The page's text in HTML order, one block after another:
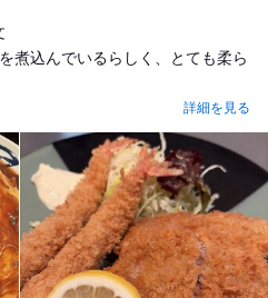
煮込んでいるらしく、とても柔ら
詳細を見る